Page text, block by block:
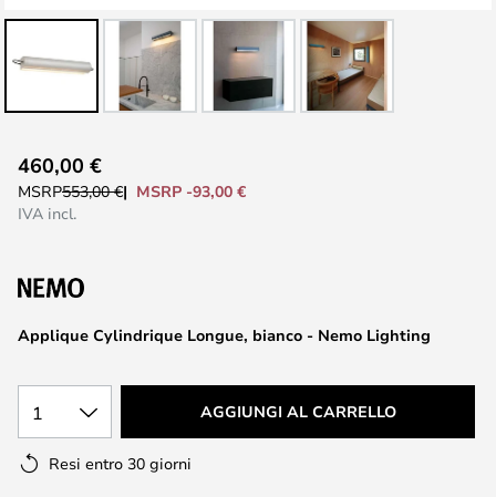
all'inizio
della
immagini
Applique Cylindrique Longue, bianco - Nemo Lighting
460,00 €
MSRP553,00 €
MSRP -93,00 €
IVA incl.
1 AGGIUNGI AL CARRELLO
Resi entro 30 giorni